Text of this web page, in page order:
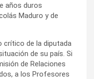
años duros
Maduro y de
crítico de la diputada
de su país. Si
de Relaciones
a los Profesores